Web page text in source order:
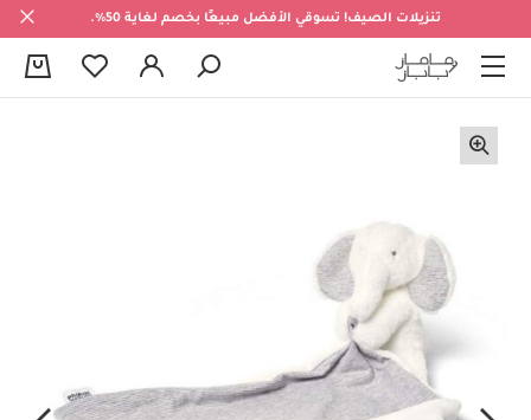
تنزيلات الصيف! تسوقي الأفضل مبيعًا بخصم لغاية 50%.